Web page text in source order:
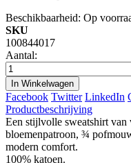
Beschikbaarheid: Op
SKU
100844017
Aantal:
In Winkelwagen
Facebook Twitter LinkedIn
Productbeschrijving
Een stijlvolle sweatshirt van
bloemenpatroon, ¾
modern comfort.
100% katoen.